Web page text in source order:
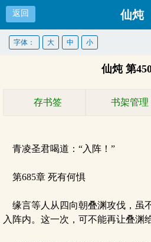
返回 仙炖
字体： 大 中 小
仙炖 第
存书签 书架管理
青凌圣君喝道：“入阵！”
第685章 死有何惧
缘言等人从四向朝叠渊攻伐，虽
入阵内。这一次，可不能再让叠渊